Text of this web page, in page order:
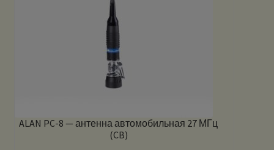
ALAN PC-8 — антенна автомобильная 27 МГц
(CB)